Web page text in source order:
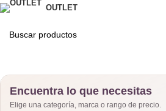
OUTLET
Encuentra lo que necesitas
Elige una categoría, marca o rango de precio.